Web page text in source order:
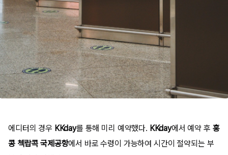
에디터의 경우 KKday를 통해 미리 예약했다. KKday에서 예약 후 홍
콩 첵랍콕 국제공항에서 바로 수령이 가능하여 시간이 절약되는 부